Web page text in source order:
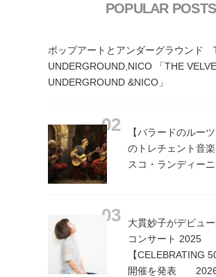
POPULAR POSTS
ポップアートとアンダーグラウンド
UNDERGROUND,NICO 「THE
UNDERGROUND &NICO」
【バラードのルー
のトレチェント音
スコ・ランディーニ
大貫妙子がデビュ
コンサート 2025
【CELEBRATING
開催を発表 2026